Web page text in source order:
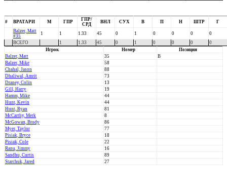
# ВРАТАРИ М ГПР
ГПР/
СРД
ВНЛ СУХ В П Н ШТР
Г
Balzer, Matt
#35
1 1 1.33 45 0 1 0 0 0
0
ВСЕГО
1 1.33 45 0 1 0 0 0
0
Игрок
Номер
Позиция
Balzer, Matt
35
В
Balzer, Mike
58
Chahal, Jason
88
Dhaliwal, Amrit
73
Draney, Colin
13
Gill, Harry
19
Hamm, Mike
44
Hunt, Kevin
44
Hunt, Ryan
81
McCarthy, Merk
8
McGowan, Brody
86
Myer, Taylor
77
Pisiak, Bryce
18
Pisiak, Cole
22
Ranu, Jimmy
16
Sandhu, Curtis
89
Starchuk, Jared
27